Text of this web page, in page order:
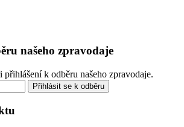
našeho zpravodaje
k odběru našeho zpravodaje.
Přihlásit se k odběru